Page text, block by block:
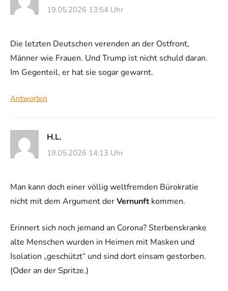
19.05.2026 13:54 Uhr
Die letzten Deutschen verenden an der Ostfront,
Männer wie Frauen. Und Trump ist nicht schuld daran.
Im Gegenteil, er hat sie sogar gewarnt.
Antworten
H.L.
19.05.2026 14:13 Uhr
Man kann doch einer völlig weltfremden Bürokratie
nicht mit dem Argument derVernunftkommen.
Erinnert sich noch jemand an Corona? Sterbenskranke
alte Menschen wurden in Heimen mit Masken und
Isolation „geschützt“ und sind dort einsam gestorben.
(Oder an der Spritze.)